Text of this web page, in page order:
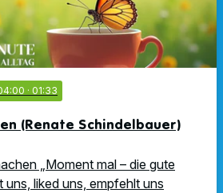
· 01:33
(Renate Schindelbauer)
„Moment mal – die gute
uns, liked uns, empfehlt uns